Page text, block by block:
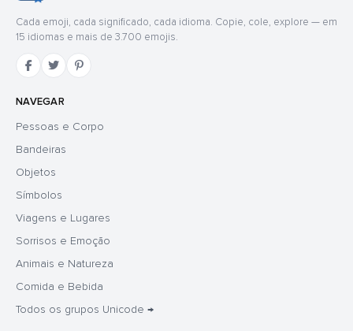
Cada emoji, cada significado, cada idioma. Copie, cole, explore — em
15 idiomas e mais de 3.700 emojis.
NAVEGAR
Pessoas e Corpo
Bandeiras
Objetos
Símbolos
Viagens e Lugares
Sorrisos e Emoção
Animais e Natureza
Comida e Bebida
Todos os grupos Unicode →